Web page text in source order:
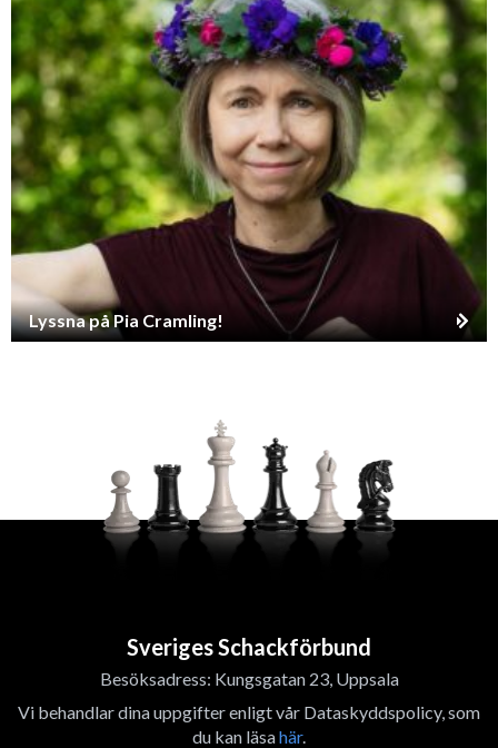
Lyssna på Pia Cramling!
Sveriges Schackförbund
Besöksadress: Kungsgatan 23, Uppsala
Vi behandlar dina uppgifter enligt vår Dataskyddspolicy, som
du kan läsahär.